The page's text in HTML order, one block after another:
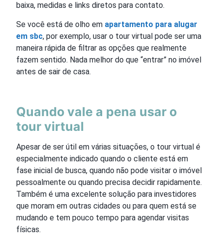
baixa, medidas e links diretos para contato.
Se você está de olho em apartamento para alugar
em sbc, por exemplo, usar o tour virtual pode ser uma
maneira rápida de filtrar as opções que realmente
fazem sentido. Nada melhor do que “entrar” no imóvel
antes de sair de casa.
Quando vale a pena usar o
tour virtual
Apesar de ser útil em várias situações, o tour virtual é
especialmente indicado quando o cliente está em
fase inicial de busca, quando não pode visitar o imóvel
pessoalmente ou quando precisa decidir rapidamente.
Também é uma excelente solução para investidores
que moram em outras cidades ou para quem está se
mudando e tem pouco tempo para agendar visitas
físicas.